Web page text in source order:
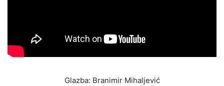
Glazba: Branimir Mihaljević